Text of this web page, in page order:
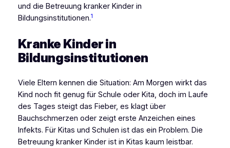
und die Betreuung kranker Kinder in
Bildungsinstitutionen.1
Kranke Kinder in
Bildungsinstitutionen
Viele Eltern kennen die Situation: Am Morgen wirkt das
Kind noch fit genug für Schule oder Kita, doch im Laufe
des Tages steigt das Fieber, es klagt über
Bauchschmerzen oder zeigt erste Anzeichen eines
Infekts. Für Kitas und Schulen ist das ein Problem. Die
Betreuung kranker Kinder ist in Kitas kaum leistbar.